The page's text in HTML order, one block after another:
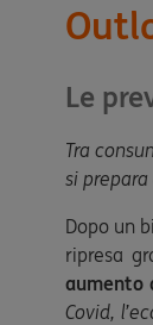
Le
Tra
si
Dopo un
ripresa
aumento
Covid,